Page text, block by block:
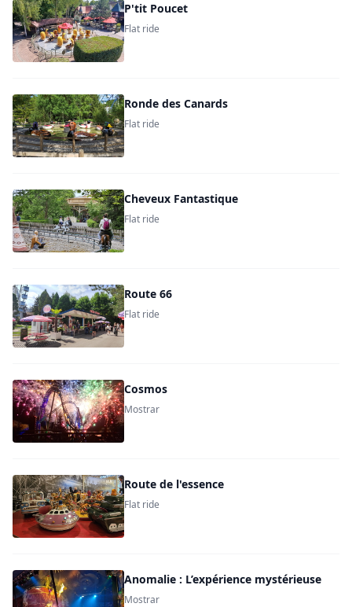
P'tit Poucet
Flat ride
Ronde des Canards
Flat ride
Cheveux Fantastique
Flat ride
Route 66
Flat ride
Cosmos
Mostrar
Route de l'essence
Flat ride
Anomalie : L’expérience mystérieuse
Mostrar